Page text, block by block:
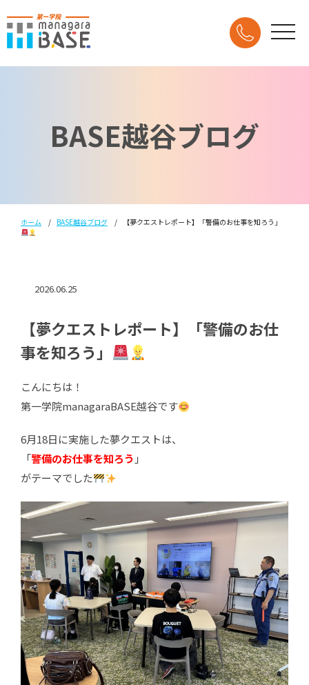
BASE越谷ブログ
ホーム BASE越谷ブログ 【夢クエストレポート】「警備のお仕事を知ろう」
2026.06.25
【夢クエストレポート】「警備のお仕
事を知ろう」
こんにちは！
第一学院managaraBASE越谷です
6月18日に実施した夢クエストは、
「警備のお仕事を知ろう 」
がテーマでした